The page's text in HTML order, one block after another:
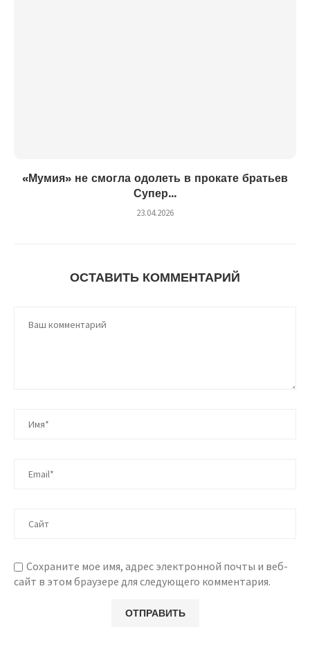
«Мумия» не смогла одолеть в прокате братьев
Супер...
23.04.2026
ОСТАВИТЬ КОММЕНТАРИЙ
Сохраните мое имя, адрес электронной почты и веб-
сайт в этом браузере для следующего комментария.